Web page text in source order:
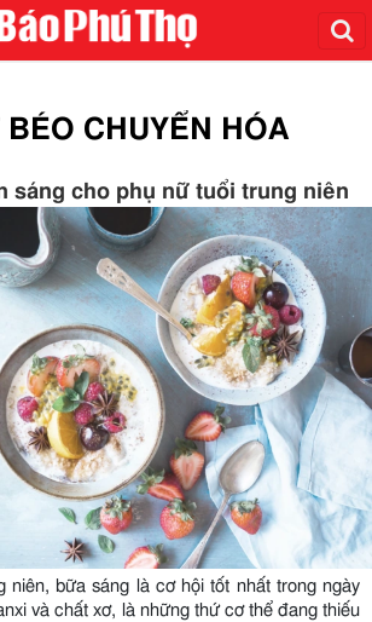
BÉO CHUYỂN HÓA
sáng cho phụ nữ tuổi trung niên
niên, bữa sáng là cơ hội tốt nhất trong ngày
và chất xơ, là những thứ cơ thể đang thiếu